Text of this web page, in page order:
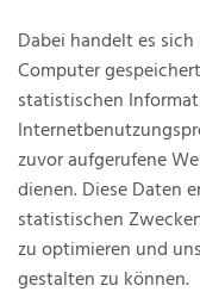
Dabei handelt es
Computer
statistischen
zuvor aufgerufene
dienen. Diese Daten
statistischen
zu optimieren und
gestalten zu können.